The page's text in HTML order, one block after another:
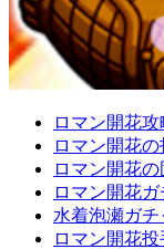
ロマン開花攻
ロマン開花
ロマン開花
ロマン開花ガ
水着泡瀬ガチ
ロマン開花